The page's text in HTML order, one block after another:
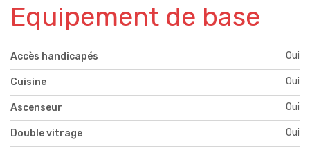
Equipement de base
Accès handicapés Oui
Cuisine Oui
Ascenseur Oui
Double vitrage Oui